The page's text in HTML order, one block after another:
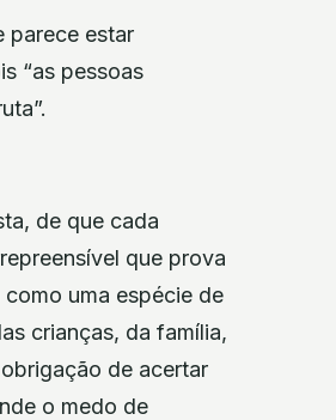
parece estar
“as pessoas
de que cada
que prova
uma espécie de
crianças, da família,
de acertar
o medo de